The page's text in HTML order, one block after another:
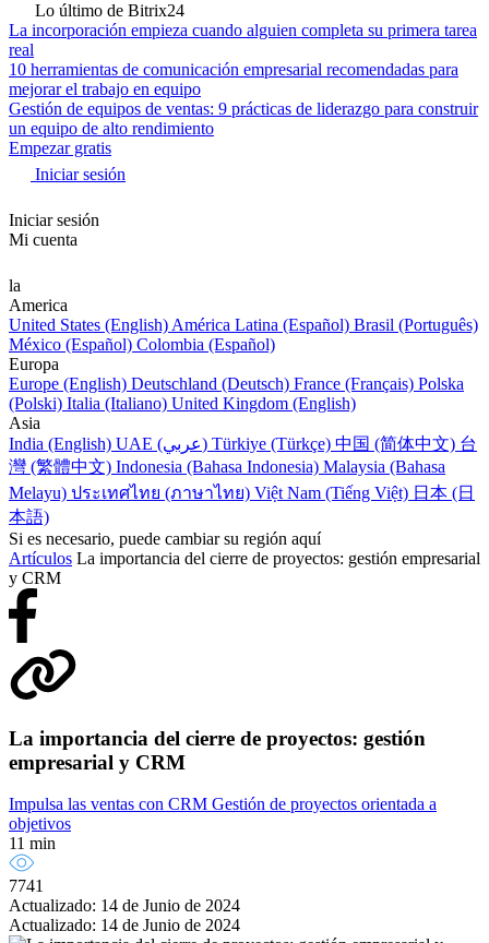
Lo último de Bitrix24
La incorporación empieza cuando alguien completa su primera tarea
real
10 herramientas de comunicación empresarial recomendadas para
mejorar el trabajo en equipo
Gestión de equipos de ventas: 9 prácticas de liderazgo para construir
un equipo de alto rendimiento
Empezar gratis
Iniciar sesión
Iniciar sesión
Mi cuenta
la
America
United States (English) América Latina (Español) Brasil (Português)
México (Español) Colombia (Español)
Europa
Europe (English) Deutschland (Deutsch) France (Français) Polska
(Polski) Italia (Italiano) United Kingdom (English)
Asia
India (English)
UAE (عربي) Türkiye (Türkçe) 中国 (简体中文) 台
灣 (繁體中文) Indonesia (Bahasa Indonesia) Malaysia (Bahasa
Melayu) ประเทศไทย (ภาษาไทย) Việt Nam (Tiếng Việt) 日本 (日
本語)
Si es necesario, puede cambiar su región aquí
Artículos La importancia del cierre de proyectos: gestión empresarial
y CRM
La importancia del cierre de proyectos: gestión
empresarial y CRM
Impulsa las ventas con CRM Gestión de proyectos orientada a
objetivos
11 min
7741
Actualizado: 14 de Junio de 2024
Actualizado: 14 de Junio de 2024